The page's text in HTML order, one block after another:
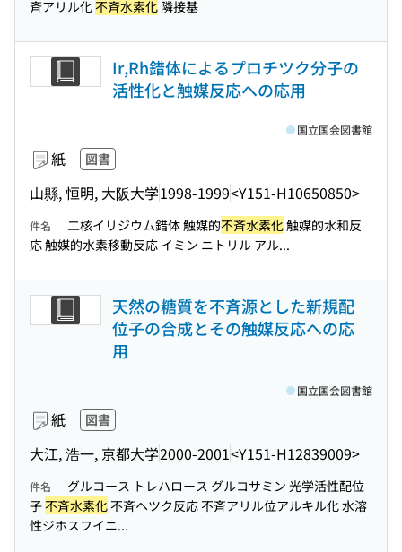
斉アリル化不斉水素化 隣接基
Ir,Rh錯体によるプロチツク分子の
活性化と触媒反応への応用
紙 図書
山縣, 恒明, 大阪大学1998-1999<Y151-H10650850>
国立国会図書館
件名 二核イリジウム錯体 触媒的不斉水素化触媒的水和反
応 触媒的水素移動反応 イミン ニトリル アル...
天然の糖質を不斉源とした新規配
位子の合成とその触媒反応への応
用
紙 図書
大江, 浩一, 京都大学2000-2001<Y151-H12839009>
国立国会図書館
件名
グルコース トレハロース グルコサミン 光学活性配位
子不斉水素化不斉ヘツク反応 不斉アリル位アルキル化 水溶
性ジホスフイニ...